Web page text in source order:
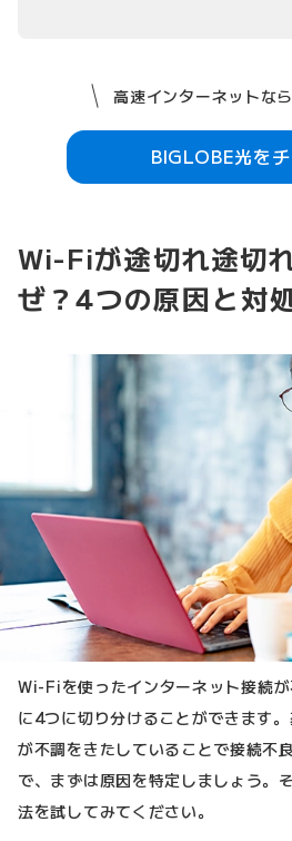
高速インターネットな
BIGLOBE光を
Wi-Fiが途切れ途切
ぜ？4つの原因と対
Wi-Fiを使ったインターネット接続
に4つに切り分けることができます
が不調をきたしていることで接続不
で、まずは原因を特定しましょう。
法を試してみてください。